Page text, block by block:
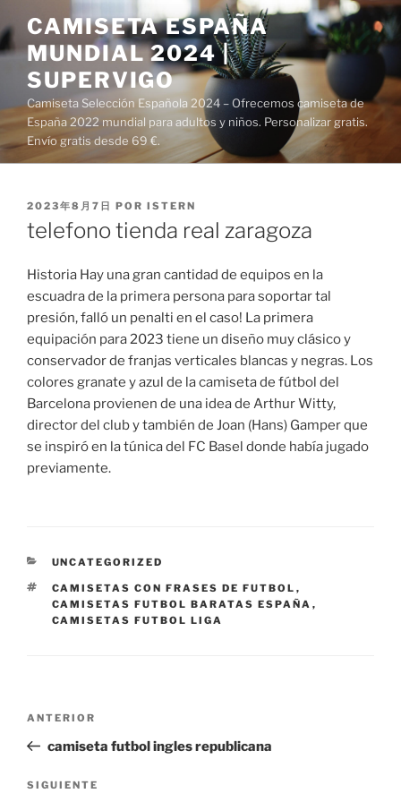
al
contenido
CAMISETA ESPAÑA
MUNDIAL 2024 |
SUPERVIGO
Camiseta Selección Española 2024 – Ofrecemos camiseta de
España 2022 mundial para adultos y niños. Personalizar gratis.
Envío gratis desde 69 €.
PUBLICADO
EL
2023年8月7日 POR ISTERN
telefono tienda real zaragoza
Historia Hay una gran cantidad de equipos en la
escuadra de la primera persona para soportar tal
presión, falló un penalti en el caso! La primera
equipación para 2023 tiene un diseño muy clásico y
conservador de franjas verticales blancas y negras. Los
colores granate y azul de la camiseta de fútbol del
Barcelona provienen de una idea de Arthur Witty,
director del club y también de Joan (Hans) Gamper que
se inspiró en la túnica del FC Basel donde había jugado
previamente.
CATEGORÍAS
UNCATEGORIZED
ETIQUETAS
CAMISETAS CON FRASES DE FUTBOL ,
CAMISETAS FUTBOL BARATAS ESPAÑA ,
CAMISETAS FUTBOL LIGA
entradas
Entrada
anterior:
ANTERIOR
camiseta futbol ingles republicana
Siguiente
SIGUIENTE